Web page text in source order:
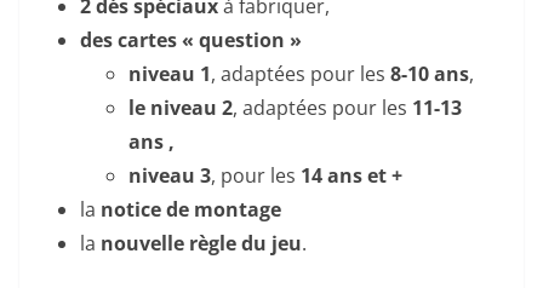
2 dés spéciauxà fabriquer,
des cartes « question »
niveau 1, adaptées pour les 8-10 ans,
le niveau 2, adaptées pour les 11-13
ans ,
niveau 3, pour les 14 ans et +
la notice de montage
la nouvelle règle du jeu.